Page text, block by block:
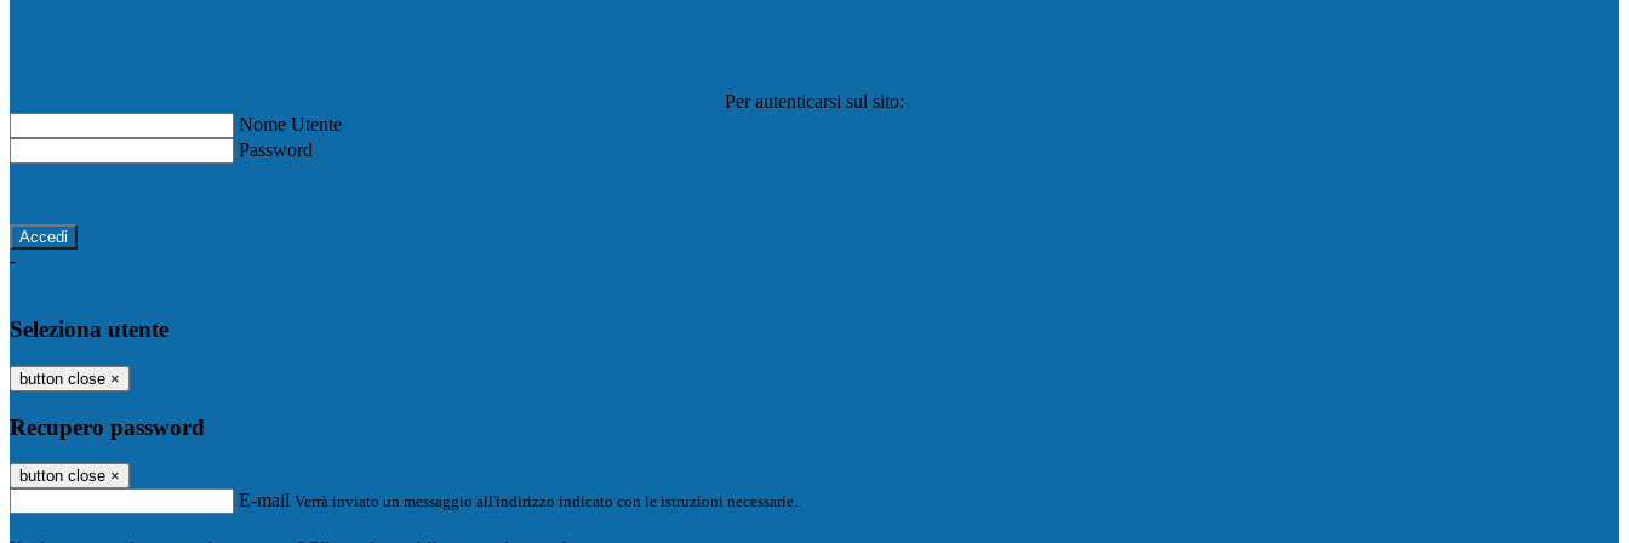
Per autenticarsi sul sito:
Nome Utente
Password
-
Seleziona utente
button close ×
Recupero password
button close ×
E-mail Verrà inviato un messaggio all'indirizzo indicato con le istruzioni necessarie.